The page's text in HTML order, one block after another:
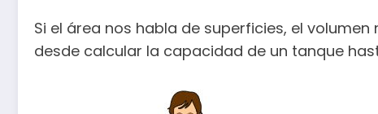
Si el área nos habla de superficies, el
desde calcular la capacidad de un tanque